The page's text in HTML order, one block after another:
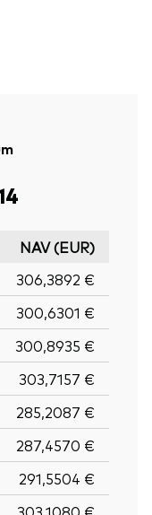
NAV (EUR)
306,3892 €
300,6301 €
300,8935 €
303,7157 €
285,2087 €
287,4570 €
291,5504 €